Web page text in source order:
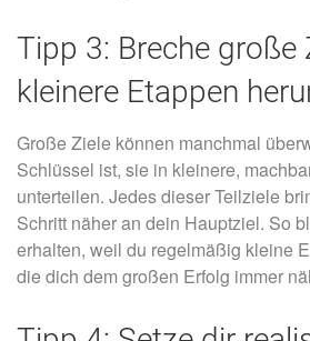
Tipp 3: Breche große
kleinere Etappen
Große Ziele können manchmal
Schlüssel ist, sie in kleinere,
unterteilen. Jedes dieser Teilziele
Schritt näher an dein Hauptziel. So
erhalten, weil du regelmäßig kleine
die dich dem großen Erfolg immer